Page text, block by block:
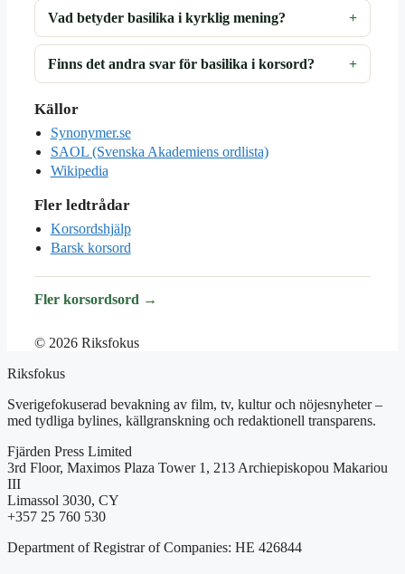
Vad betyder basilika i kyrklig mening?
Finns det andra svar för basilika i korsord?
Källor
Synonymer.se
SAOL (Svenska Akademiens ordlista)
Wikipedia
Fler ledtrådar
Korsordshjälp
Barsk korsord
Fler korsordsord →
© 2026 Riksfokus
Riksfokus
Sverigefokuserad bevakning av film, tv, kultur och nöjesnyheter –
med tydliga bylines, källgranskning och redaktionell transparens.
Fjärden Press Limited
3rd Floor, Maximos Plaza Tower 1, 213 Archiepiskopou Makariou
III
Limassol 3030, CY
+357 25 760 530
Department of Registrar of Companies: HE 426844